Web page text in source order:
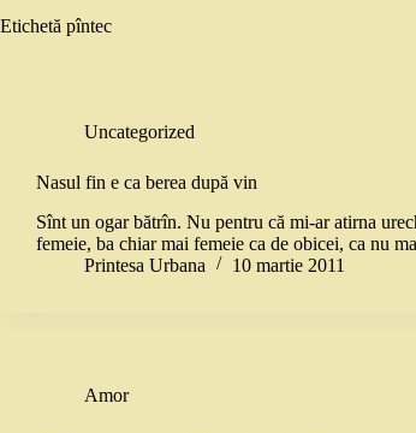
Etichetă pîntec
Uncategorized
Nasul fin e ca berea după vin
Sînt un ogar bătrîn. Nu pentru că mi-ar atirna
femeie, ba chiar mai femeie ca de obicei, ca nu
Printesa Urbana
10 martie 2011
Amor